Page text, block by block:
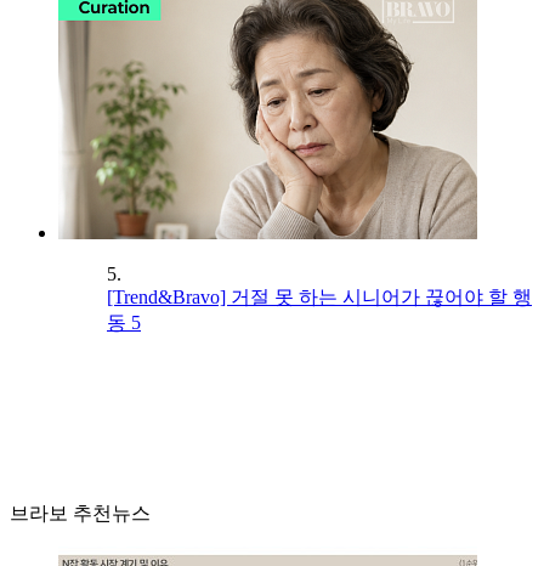
5.
[Trend&Bravo] 거절 못 하는 시니어가 끊어야 할 행
동 5
브라보 추천뉴스